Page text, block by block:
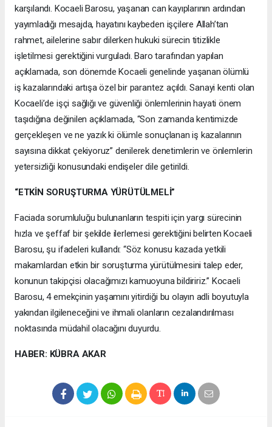
karşılandı. Kocaeli Barosu, yaşanan can kayıplarının ardından
yayımladığı mesajda, hayatını kaybeden işçilere Allah’tan
rahmet, ailelerine sabır dilerken hukuki sürecin titizlikle
işletilmesi gerektiğini vurguladı. Baro tarafından yapılan
açıklamada, son dönemde Kocaeli genelinde yaşanan ölümlü
iş kazalarındaki artışa özel bir parantez açıldı. Sanayi kenti olan
Kocaeli’de işçi sağlığı ve güvenliği önlemlerinin hayati önem
taşıdığına değinilen açıklamada, “Son zamanda kentimizde
gerçekleşen ve ne yazık ki ölümle sonuçlanan iş kazalarının
sayısına dikkat çekiyoruz” denilerek denetimlerin ve önlemlerin
yetersizliği konusundaki endişeler dile getirildi.
“ETKİN SORUŞTURMA YÜRÜTÜLMELİ”
Faciada sorumluluğu bulunanların tespiti için yargı sürecinin
hızla ve şeffaf bir şekilde ilerlemesi gerektiğini belirten Kocaeli
Barosu, şu ifadeleri kullandı: “Söz konusu kazada yetkili
makamlardan etkin bir soruşturma yürütülmesini talep eder,
konunun takipçisi olacağımızı kamuoyuna bildiririz.” Kocaeli
Barosu, 4 emekçinin yaşamını yitirdiği bu olayın adli boyutuyla
yakından ilgileneceğini ve ihmali olanların cezalandırılması
noktasında müdahil olacağını duyurdu.
HABER: KÜBRA AKAR